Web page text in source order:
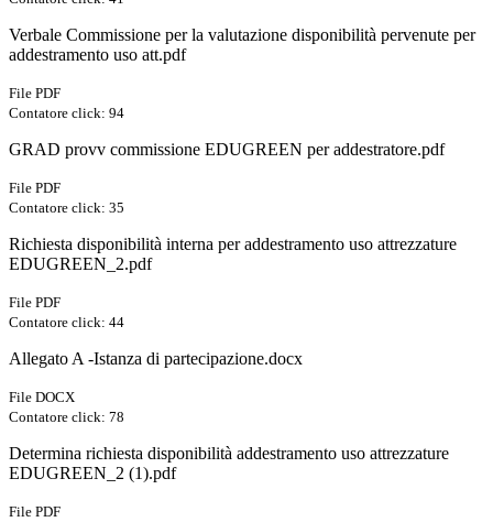
Verbale Commissione per la valutazione disponibilità pervenute per
addestramento uso att.pdf
File PDF
Contatore click: 94
GRAD provv commissione EDUGREEN per addestratore.pdf
File PDF
Contatore click: 35
Richiesta disponibilità interna per addestramento uso attrezzature
EDUGREEN_2.pdf
File PDF
Contatore click: 44
Allegato A -Istanza di partecipazione.docx
File DOCX
Contatore click: 78
Determina richiesta disponibilità addestramento uso attrezzature
EDUGREEN_2 (1).pdf
File PDF